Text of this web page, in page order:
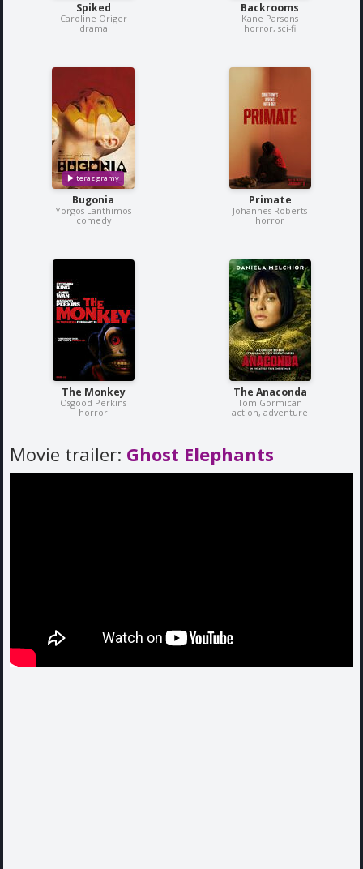
Spiked
Caroline Origer
drama
Backrooms
Kane Parsons
horror, sci-fi
Bugonia
Yorgos Lanthimos
comedy
Primate
Johannes Roberts
horror
The Monkey
Osgood Perkins
horror
The Anaconda
Tom Gormican
action, adventure
Movie trailer: Ghost Elephants